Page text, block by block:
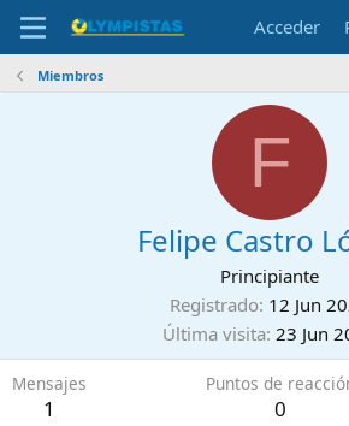
Acceder
Miembros
F
Felipe Castro
Principiante
Registrado 12 Jun
Última visita 23 Jun
Mensajes
1
Puntos de
0